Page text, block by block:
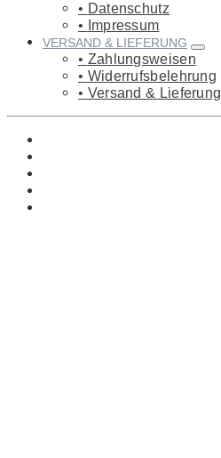
Datenschutz
Impressum
VERSAND & LIEFERUNG
Zahlungsweisen
Widerrufsbelehrung
Versand & Lieferung